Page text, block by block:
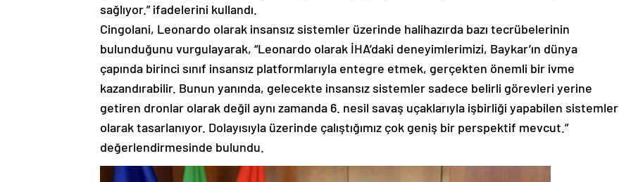
sağlıyor.” ifadelerini kullandı.
Cingolani, Leonardo olarak insansız sistemler üzerinde halihazırda bazı tecrübelerinin
bulunduğunu vurgulayarak, “Leonardo olarak İHA’daki deneyimlerimizi, Baykar’ın dünya
çapında birinci sınıf insansız platformlarıyla entegre etmek, gerçekten önemli bir ivme
kazandırabilir. Bunun yanında, gelecekte insansız sistemler sadece belirli görevleri yerine
getiren dronlar olarak değil aynı zamanda 6. nesil savaş uçaklarıyla işbirliği yapabilen sistemler
olarak tasarlanıyor. Dolayısıyla üzerinde çalıştığımız çok geniş bir perspektif mevcut.”
değerlendirmesinde bulundu.